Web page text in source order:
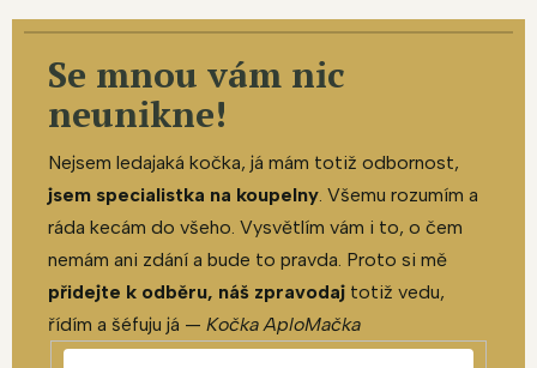
Se mnou vám nic
neunikne!
Nejsem ledajaká kočka, já mám totiž odbornost,
jsem specialistka na koupelny. Všemu rozumím a
ráda kecám do všeho. Vysvětlím vám i to, o čem
nemám ani zdání a bude to pravda. Proto si mě
přidejte k odběru, náš zpravodaj totiž vedu,
řídím a šéfuju já — Kočka AploMačka